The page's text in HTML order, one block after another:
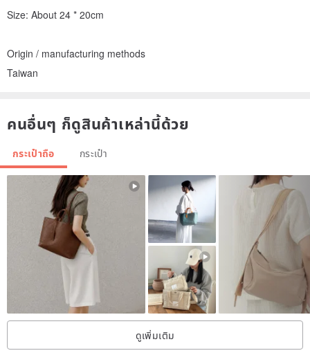
Size: About 24 * 20cm
Origin / manufacturing methods
Taiwan
คนอื่นๆ ก็ดูสินค้าเหล่านี้ด้วย
กระเป๋าถือ กระเป๋า
ดูเพิ่มเติม